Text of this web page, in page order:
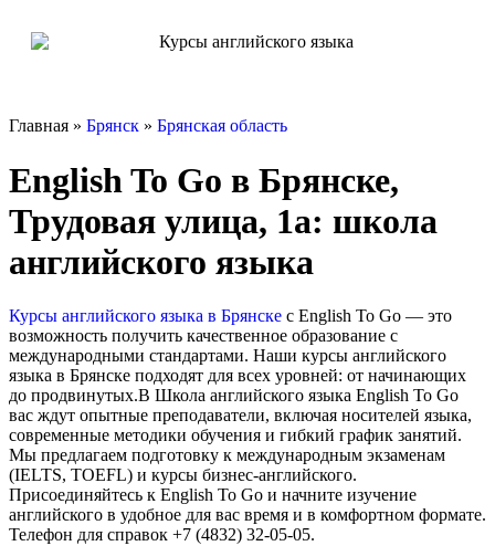
Главная » Брянск » Брянская область
English To Go в Брянске,
Трудовая улица, 1а: школа
английского языка
Курсы английского языка в Брянске с English To Go — это
возможность получить качественное образование с
международными стандартами. Наши курсы английского
языка в Брянске подходят для всех уровней: от начинающих
до продвинутых.В Школа английского языка English To Go
вас ждут опытные преподаватели, включая носителей языка,
современные методики обучения и гибкий график занятий.
Мы предлагаем подготовку к международным экзаменам
(IELTS, TOEFL) и курсы бизнес-английского.
Присоединяйтесь к English To Go и начните изучение
английского в удобное для вас время и в комфортном формате.
Телефон для справок +7 (4832) 32-05-05.